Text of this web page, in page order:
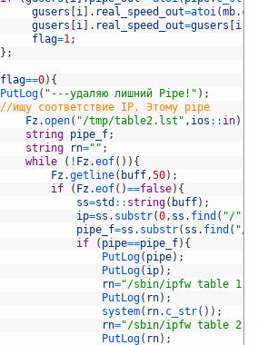
gusers
i . real_speed_out=atoi(mb.
gusers
i . real_speed_out=gusers i
flag=1;
} ;
flag==0) {
PutLog( "---удаляю лишний Pipe!" ) ;
//ищу соответствие IP, Этому pipe
Fz.open( "/tmp/table2.lst" , ios :: in)
string pipe_f;
string
rn="" ;
while
( ! Fz.eof( ) ) {
Fz.getline( buff,50) ;
if
( Fz.eof( )==false) {
ss=std :: string( buff) ;
ip=ss . substr(0, ss . find ( "/"
pipe_f=ss . substr( ss . find ( "/"
if
( pipe==pipe_f) {
PutLog( pipe) ;
PutLog( ip) ;
rn="/sbin/ipfw table 1
PutLog( rn) ;
system( rn. c_str( ) ) ;
rn="/sbin/ipfw table 2
PutLog( rn) ;